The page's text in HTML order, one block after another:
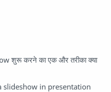
शुरू करने का एक और तरीका क्या
slideshow in presentation